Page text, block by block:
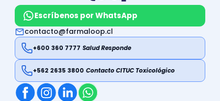
Escríbenos por WhatsApp
contacto@farmaloop.cl
+600 360 7777 Salud Responde
+562 2635 3800 Contacto CITUC Toxicológico